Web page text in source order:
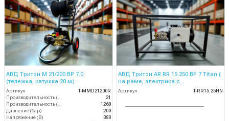
АВД Тритон М 21/200 ВР 7.0
(тележка, катушка 20 м)
Артикул
T-MMD21200R
Производительность (л/мин)
21
Производительность (л/ч)
1260
Давление (бар)
200
Напряжение (В)
380
АВД Тритон AR RR 15 250 BP 7 Titan (
на раме, электрика с
теплозащитой)
Артикул T-RR15.25HN